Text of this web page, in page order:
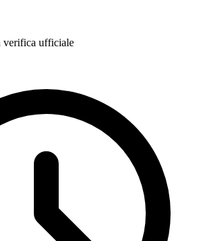
verifica ufficiale